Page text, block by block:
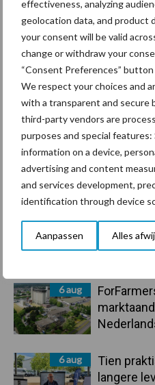
effectiveness, analyzing
geolocation data, and product
your consent will be valid
change or withdraw your
“Consent Preferences”
We respect your choices and
with a transparent and secure
third-party vendors are
purposes and special features:
information on a device,
advertising and content
and services development,
identification through device
Aanpassen Alles
Primaire
Sidebar
Recent nieuws
10 aug
Machines
doelwit
7 aug
droogte
handel in
7 aug
De
mastitis
6 aug
6 aug
Tien
langere